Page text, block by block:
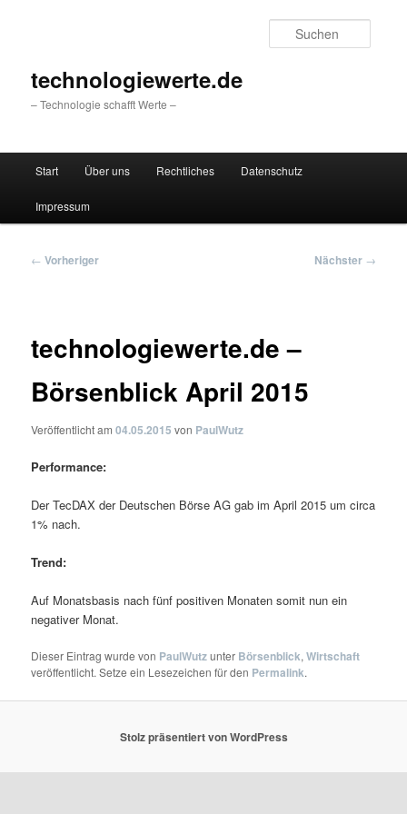
technologiewerte.de
– Technologie schafft Werte –
Start Über uns Rechtliches Datenschutz
Impressum
Beitragsnavigation
← Vorheriger Nächster →
technologiewerte.de –
Börsenblick April 2015
Veröffentlicht am04.05.2015 von PaulWutz
Performance:
Der TecDAX der Deutschen Börse AG gab im April 2015 um circa
1% nach.
Trend:
Auf Monatsbasis nach fünf positiven Monaten somit nun ein
negativer Monat.
Dieser Eintrag wurde von PaulWutzunter Börsenblick,Wirtschaft
veröffentlicht. Setze ein Lesezeichen für den Permalink.
Stolz präsentiert von WordPress